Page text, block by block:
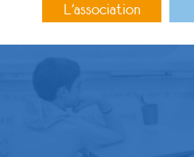
L’association